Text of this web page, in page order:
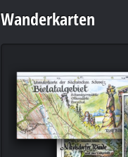
Wanderkarten